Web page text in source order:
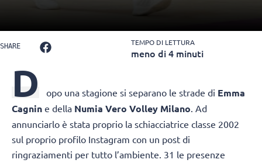
SHARE TEMPO DI LETTURA
meno di 4 minuti
D opo una stagione si separano le strade di Emma
Cagnin e della Numia Vero Volley Milano. Ad
annunciarlo è stata proprio la schiacciatrice classe 2002
sul proprio profilo Instagram con un post di
ringraziamenti per tutto l’ambiente. 31 le presenze